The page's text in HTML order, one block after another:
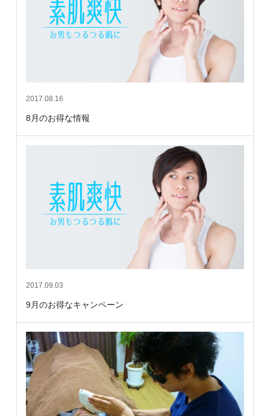
2017.08.16
8月のお得な情報
2017.09.03
9月のお得なキャンペーン